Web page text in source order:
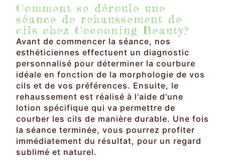
Comment se déroule une
séance de rehaussement de
cils chez Cocooning Beauty?
Avant de commencer la séance, nos
esthéticiennes effectuent un diagnostic
personnalisé pour déterminer la courbure
idéale en fonction de la morphologie de vos
cils et de vos préférences. Ensuite, le
rehaussement est réalisé à l'aide d'une
lotion spécifique qui va permettre de
courber les cils de manière durable. Une fois
la séance terminée, vous pourrez profiter
immédiatement du résultat, pour un regard
sublimé et naturel.